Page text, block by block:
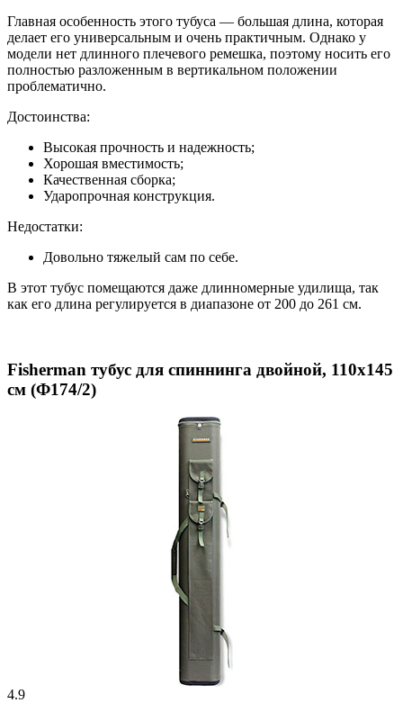
Главная особенность этого тубуса — большая длина, которая
делает его универсальным и очень практичным. Однако у
модели нет длинного плечевого ремешка, поэтому носить его
полностью разложенным в вертикальном положении
проблематично.
Достоинства:
Высокая прочность и надежность;
Хорошая вместимость;
Качественная сборка;
Ударопрочная конструкция.
Недостатки:
Довольно тяжелый сам по себе.
В этот тубус помещаются даже длинномерные удилища, так
как его длина регулируется в диапазоне от 200 до 261 см.
Fisherman тубус для спиннинга двойной, 110х145
см (Ф174/2)
4.9